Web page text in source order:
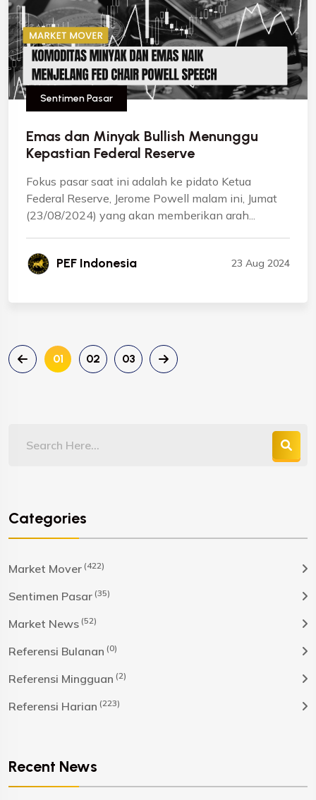
Sentimen Pasar
Emas dan Minyak Bullish Menunggu
Kepastian Federal Reserve
Fokus pasar saat ini adalah ke pidato Ketua
Federal Reserve, Jerome Powell malam ini, Jumat
(23/08/2024) yang akan memberikan arah...
PEF Indonesia 23 Aug 2024
01 02 03
Categories
Market Mover (422)
Sentimen Pasar (35)
Market News (52)
Referensi Bulanan (0)
Referensi Mingguan (2)
Referensi Harian (223)
Recent News